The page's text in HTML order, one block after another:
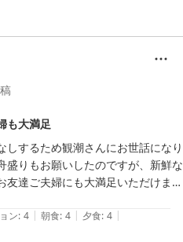
形風呂のサイズが中途半端で
ません。
たいものです。
なっており、使い辛いです。
我々の様に、主として、温泉を
ェックアウト11時のロングステイ
流れます。
も大満足
するため観潮さんにお世話になり
盛りもお願いしたのですが、新鮮な
達ご夫婦にも大満足いただけまし
ッフはとても感じよく、食事処の
らしかったです。無料でドリンク
た。孫はプールを楽しんでいまし
ン: 4 | 朝食: 4 | 夕食: 4 |